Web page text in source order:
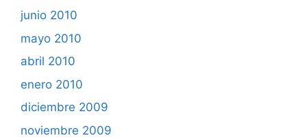
junio 2010
mayo 2010
abril 2010
enero 2010
diciembre 2009
noviembre 2009